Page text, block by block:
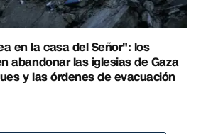
en la casa del Señor": los
abandonar las iglesias de Gaza
y las órdenes de evacuación